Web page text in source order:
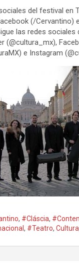
del festival en
(/Cervantino)
las redes sociales
(@cultura_mx),
e Instagram
, #Cláscia,
, #Teatro, Cultura